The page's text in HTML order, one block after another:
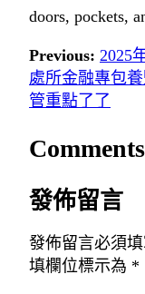
doors, pockets,
Previous: 2025
處所金融專包
管重點了了
Comments
發佈留言
發佈留言必須
填欄位標示為 *